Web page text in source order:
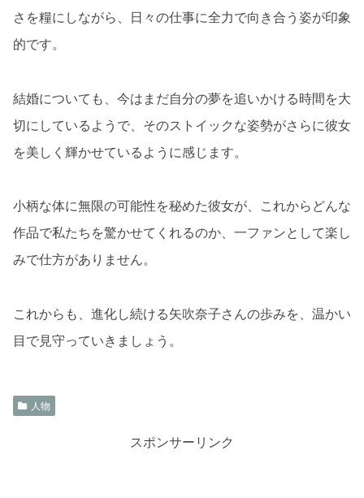
さを糧にしながら、日々の仕事に全力で向き合う姿が印象
的です。
結婚についても、今はまだ自分の夢を追いかける時間を大
切にしているようで、そのストイックな姿勢がさらに彼女
を美しく輝かせているように感じます。
小柄な体に無限の可能性を秘めた彼女が、これからどんな
作品で私たちを驚かせてくれるのか、一ファンとして楽し
みで仕方がありません。
これからも、進化し続ける矢吹奈子さんの歩みを、温かい
目で見守っていきましょう。
人物
スポンサーリンク